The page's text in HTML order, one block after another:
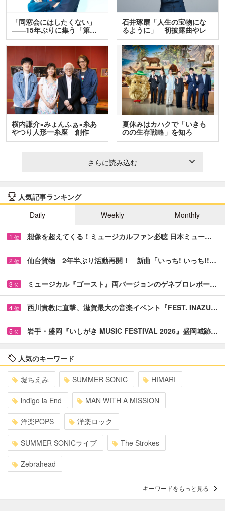
「同窓会にはしたくない」
――15年ぶりに集う「第…
石井琢磨「人生の宝物にな
るように」 初披露曲やレ
ア…
横内謙介×みょんふぁ×糸あ
やつり人形一糸座 創作
人…
夏休みはカハクで「いきも
のの生存戦略」を知ろ
う！ …
さらに読み込む
人気記事ランキング
Daily
Weekly Monthly
1 位 想像を超えてくる！ミュージカルファン必聴 日本ミュー…
2 位 仙台貨物 2年半ぶり活動再開！ 新曲「いっち! いっち!!…
3 位 ミュージカル『ゴースト』両バージョンのゲネプロレポー…
4 位 西川貴教に直撃、滋賀最大の音楽イベント『FEST. INAZU…
5 位 岩手・盛岡『いしがき MUSIC FESTIVAL 2026』盛岡城跡…
人気のキーワード
堀ちえみ SUMMER SONIC HIMARI
indigo la End MAN WITH A MISSION
洋楽POPS 洋楽ロック
SUMMER SONICライブ The Strokes
Zebrahead
キーワードをもっと見る